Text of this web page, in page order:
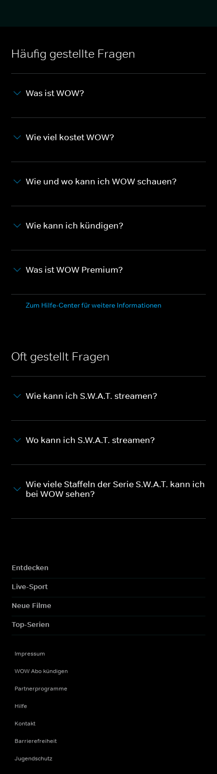
Häufig gestellte Fragen
Was ist WOW?
Wie viel kostet WOW?
Wie und wo kann ich WOW schauen?
Wie kann ich kündigen?
Was ist WOW Premium?
Zum Hilfe-Center für weitere Informationen
Oft gestellt Fragen
Wie kann ich S.W.A.T. streamen?
Wo kann ich S.W.A.T. streamen?
Wie viele Staffeln der Serie S.W.A.T. kann ich
bei WOW sehen?
Entdecken
Live-Sport
Neue Filme
Top-Serien
Impressum
WOW Abo kündigen
Partnerprogramme
Hilfe
Kontakt
Barrierefreiheit
Jugendschutz